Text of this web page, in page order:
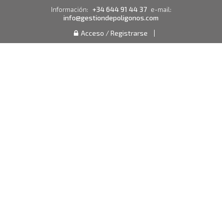
Información: +34 644 91 44 37 e-mail:
info@gestiondepoligonos.com
Acceso / Registrarse